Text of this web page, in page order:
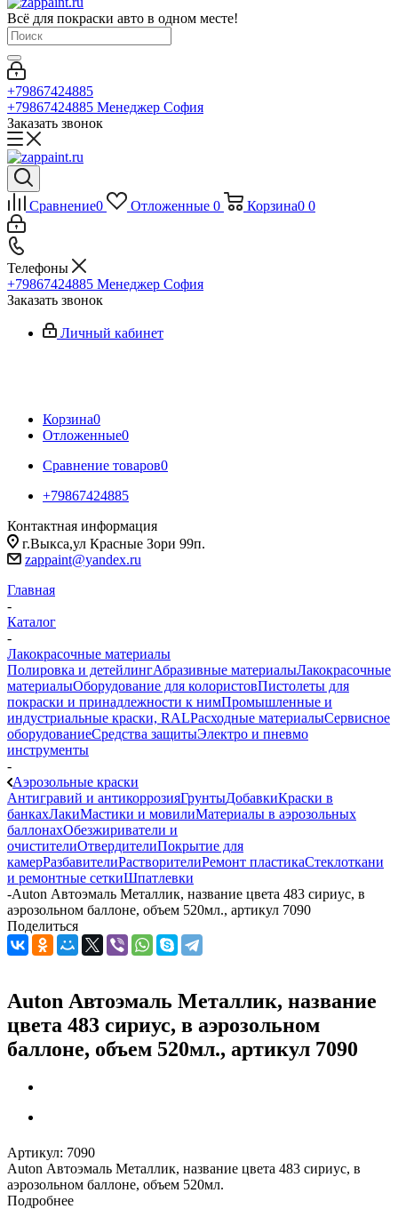
Всё для покраски авто в одном месте!
+79867424885
+79867424885 Менеджер София
Заказать звонок
Сравнение0 Отложенные 0 Корзина0 0
Телефоны
+79867424885 Менеджер София
Заказать звонок
Личный кабинет
Корзина0
Отложенные0
Сравнение товаров0
+79867424885
Контактная информация
г.Выкса,ул Красные Зори 99п.
zappaint@yandex.ru
Главная
-
Каталог
-
Лакокрасочные материалы
Полировка и детейлингАбразивные материалыЛакокрасочные
материалыОборудование для колористовПистолеты для
покраски и принадлежности к нимПромышленные и
индустриальные краски, RALРасходные материалыСервисное
оборудованиеСредства защитыЭлектро и пневмо
инструменты
-
Аэрозольные краски
Антигравий и антикоррозияГрунтыДобавкиКраски в
банкахЛакиМастики и мовилиМатериалы в аэрозольных
баллонахОбезжириватели и
очистителиОтвердителиПокрытие для
камерРазбавителиРастворителиРемонт пластикаСтеклоткани
и ремонтные сеткиШпатлевки
-Auton Автоэмаль Металлик, название цвета 483 сириус, в
аэрозольном баллоне, объем 520мл., артикул 7090
Поделиться
Auton Автоэмаль Металлик, название
цвета 483 сириус, в аэрозольном
баллоне, объем 520мл., артикул 7090
Артикул: 7090
Auton Автоэмаль Металлик, название цвета 483 сириус, в
аэрозольном баллоне, объем 520мл.
Подробнее